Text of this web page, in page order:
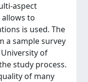
aspect
to
is used. The
a sample survey
of
study process.
of many